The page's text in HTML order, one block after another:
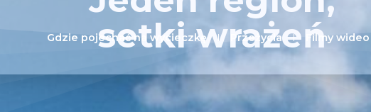
Gdzie pojechać na wycieczkę Przeżycia Filmy wideo
setki wrażeń